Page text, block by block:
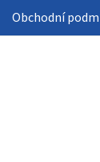
Obchodní